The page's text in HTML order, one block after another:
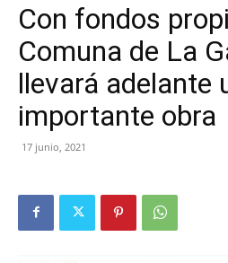
Con fondos
Comuna de La
llevará adelante
importante obra
17 junio, 2021